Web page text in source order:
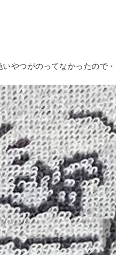
やつがのってなかったので